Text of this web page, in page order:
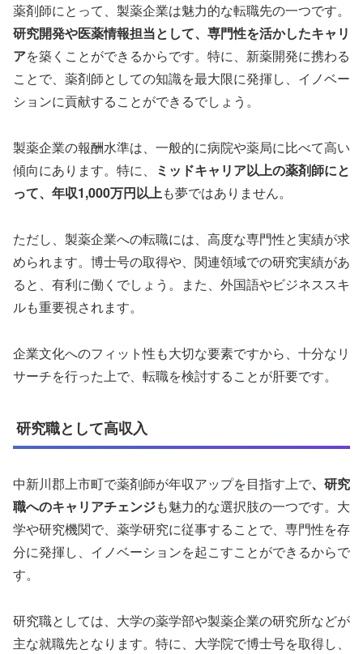
薬剤師にとって、製薬企業は魅力的な転職先の一つです。
研究開発や医薬情報担当として、専門性を活かしたキャリ
アを築くことができるからです。特に、新薬開発に携わる
ことで、薬剤師としての知識を最大限に発揮し、イノベー
ションに貢献することができるでしょう。
製薬企業の報酬水準は、一般的に病院や薬局に比べて高い
傾向にあります。特に、
ミッドキャリア以上の薬剤師にと
って、年収1,000万円以上も夢ではありません。
ただし、製薬企業への転職には、高度な専門性と実績が求
められます。博士号の取得や、関連領域での研究実績があ
ると、有利に働くでしょう。また、外国語やビジネススキ
ルも重要視されます。
企業文化へのフィット性も大切な要素ですから、十分なリ
サーチを行った上で、転職を検討することが肝要です。
研究職として高収入
中新川郡上市町で薬剤師が年収アップを目指す上で、研究
職へのキャリアチェンジも魅力的な選択肢の一つです。大
学や研究機関で、薬学研究に従事することで、専門性を存
分に発揮し、イノベーションを起こすことができるからで
す。
研究職としては、大学の薬学部や製薬企業の研究所などが
主な就職先となります。特に、大学院で博士号を取得し、